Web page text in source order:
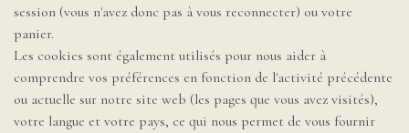
session (vous n'avez donc pas à vous reconnecter) ou votre
panier.
Les cookies sont également utilisés pour nous aider à
comprendre vos préférences en fonction de l'activité précédente
ou actuelle sur notre site web (les pages que vous avez visités),
votre langue et votre pays, ce qui nous permet de vous fournir